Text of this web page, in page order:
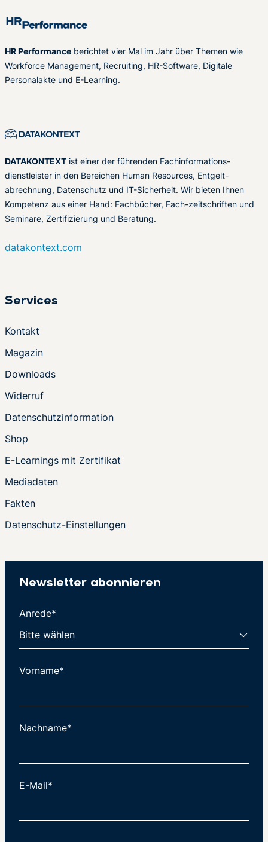
HR Performance berichtet vier Mal im Jahr über Themen wie
Workforce Management, Recruiting, HR-Software, Digitale
Personalakte und E-Learning.
DATAKONTEXT ist einer der führenden Fachinformations-
dienstleister in den Bereichen Human Resources, Entgelt-
abrechnung, Datenschutz und IT-Sicherheit. Wir bieten Ihnen
Kompetenz aus einer Hand: Fachbücher, Fach-zeitschriften und
Seminare, Zertifizierung und Beratung.
datakontext.com
Services
Kontakt
Magazin
Downloads
Widerruf
Datenschutzinformation
Shop
E-Learnings mit Zertifikat
Mediadaten
Fakten
Datenschutz-Einstellungen
Newsletter abonnieren
Anrede*
Vorname*
Nachname*
E-Mail*